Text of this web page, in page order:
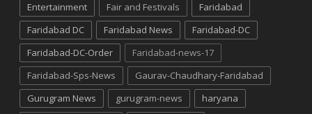
Entertainment
Fair and Festivals
Faridabad
Faridabad DC
Faridabad News
Faridabad-DC
Faridabad-DC-Order
Faridabad-news-17
Faridabad-Sps-News
Gaurav-Chaudhary-Faridabad
Gurugram News
gurugram-news
haryana